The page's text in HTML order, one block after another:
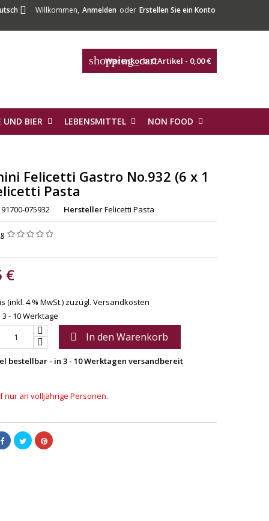
Willkommen, Anmelden oder Erstellen Sie ein Konto

shopping_cart
Warenkorb:0Artikel - 0,00 €
UND BIER LEBENSMITTEL NON FOOD
Felicetti Gastro No.932 (6 x 1
Pasta
91700-075932 HerstellerFelicetti Pasta
€
(inkl. 4 % MwSt.) zuzügl. Versandkosten
- 10 Werktage
 In den Warenkorb
bestellbar - in 3 - 10 Werktagen versandbereit
nur an volljährige Personen.